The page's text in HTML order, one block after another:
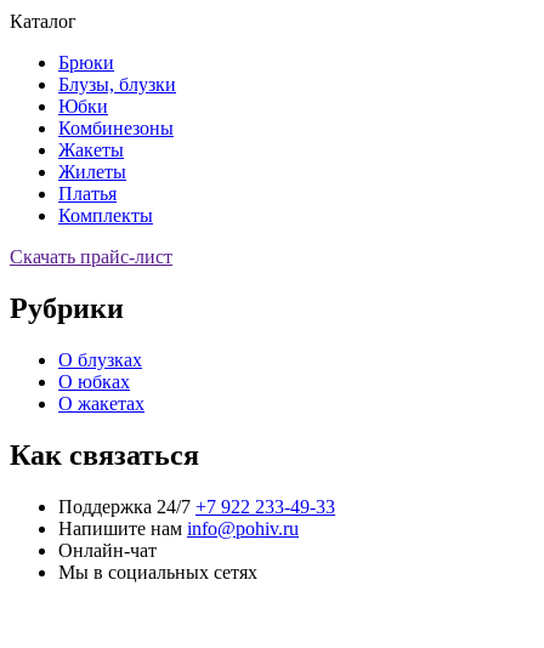
Каталог
Брюки
Блузы, блузки
Юбки
Комбинезоны
Жакеты
Жилеты
Платья
Комплекты
Скачать прайс-лист
Рубрики
О блузках
О юбках
О жакетах
Как связаться
Поддержка 24/7 +7 922 233-49-33
Напишите нам info@pohiv.ru
Онлайн-чат
Мы в социальных сетях